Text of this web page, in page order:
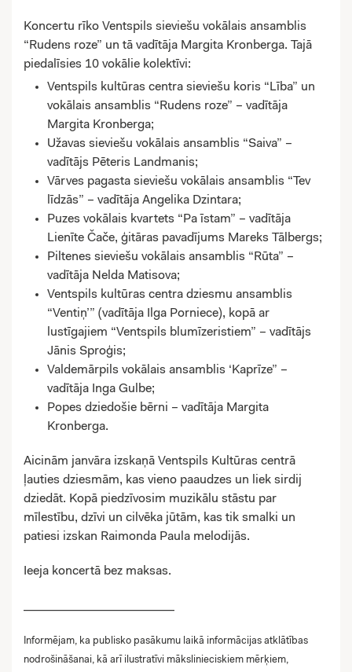
Koncertu rīko Ventspils sieviešu vokālais ansamblis
“Rudens roze” un tā vadītāja Margita Kronberga. Tajā
piedalīsies 10 vokālie kolektīvi:
Ventspils kultūras centra sieviešu koris “Lība” un
vokālais ansamblis “Rudens roze” – vadītāja
Margita Kronberga;
Užavas sieviešu vokālais ansamblis “Saiva” –
vadītājs Pēteris Landmanis;
Vārves pagasta sieviešu vokālais ansamblis “Tev
līdzās” – vadītāja Angelika Dzintara;
Puzes vokālais kvartets “Pa īstam” – vadītāja
Lienīte Čače, ģitāras pavadījums Mareks Tālbergs;
Piltenes sieviešu vokālais ansamblis “Rūta” –
vadītāja Nelda Matisova;
Ventspils kultūras centra dziesmu ansamblis
“Ventiņ’” (vadītāja Ilga Porniece), kopā ar
lustīgajiem “Ventspils blumīzeristiem” – vadītājs
Jānis Sproģis;
Valdemārpils vokālais ansamblis ‘Kaprīze” –
vadītāja Inga Gulbe;
Popes dziedošie bērni – vadītāja Margita
Kronberga.
Aicinām janvāra izskaņā Ventspils Kultūras centrā
ļauties dziesmām, kas vieno paaudzes un liek sirdij
dziedāt. Kopā piedzīvosim muzikālu stāstu par
mīlestību, dzīvi un cilvēka jūtām, kas tik smalki un
patiesi izskan Raimonda Paula melodijās.
Ieeja koncertā bez maksas.
Informējam, ka publisko pasākumu laikā informācijas atklātības
nodrošināšanai, kā arī ilustratīvi mākslinieciskiem mērķiem,